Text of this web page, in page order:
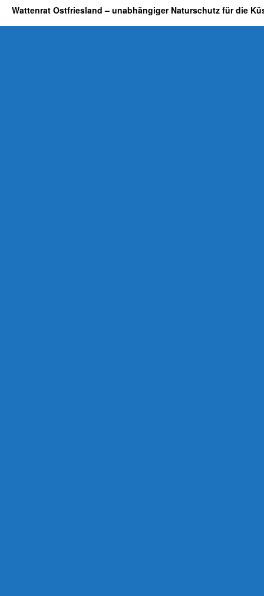
Wattenrat Ostfriesland – unabhängiger Naturschutz für die